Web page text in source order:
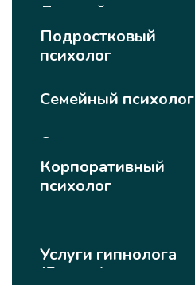
Детский психолог
Подростковый
психолог
Семейный психолог
Сексолог
Корпоративный
психолог
Психолог Минск
Услуги гипнолога
(Гипноз)